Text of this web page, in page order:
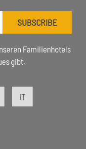
SUBSCRIBE
Familienhotels
gibt.
IT